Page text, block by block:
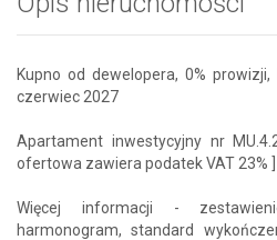
Kupno od dewelopera, 0%
czerwiec 2027
Apartament inwestycyjny nr
ofertowa zawiera podatek VAT 23% ]
Więcej informacji -
harmonogram, standard